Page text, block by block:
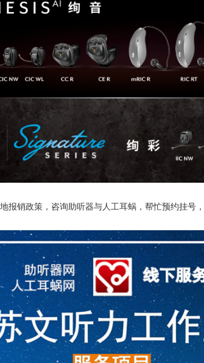
地报销政策，咨询助听器与人工耳蜗，帮忙预约挂号